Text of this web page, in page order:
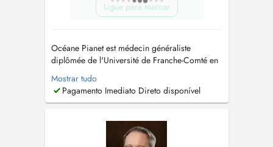
Ligue para marcar
Océane Pianet est médecin généraliste
diplômée de l'Université de Franche-Comté en
2023. Elle a suivi une formation approfondie
en Sciences Médicales (2014-2019) puis une
formation spécialisée en Médecine Générale
Consultation de médecine générale -...
Mostrar tudo
Pagamento Imediato Direto disponível